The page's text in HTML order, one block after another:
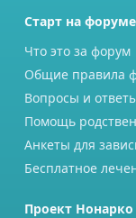
Старт на форуме
Что это за форум
Общие правила
Вопросы и
Помощь
Анкеты для
Бесплатное
Проект Нонарко